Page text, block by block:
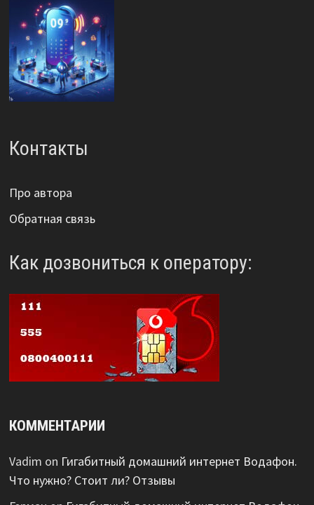
Контакты
Про автора
Обратная связь
Как дозвониться к оператору:
КОММЕНТАРИИ
Vadim on Гигабитный домашний интернет Водафон.
Что нужно? Стоит ли? Отзывы